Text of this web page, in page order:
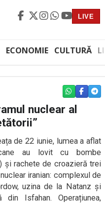
LIVE
ECONOMIE CULTURĂ
WHATSAPP
nuclear al
de 22 iunie, lumea a aflat
au lovit cu bombe
și rachete de croazieră trei
iranian: complexul de
uzina de la Natanz și
Isfahan. Operațiunea,